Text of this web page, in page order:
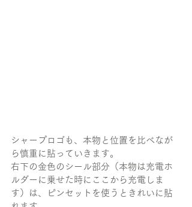
シャープロゴも、本物と位置を比べなが
ら慎重に貼っていきます。
右下の金色のシール部分（本物は充電ホ
ルダーに乗せた時にここから充電しま
す）は、ピンセットを使うときれいに貼